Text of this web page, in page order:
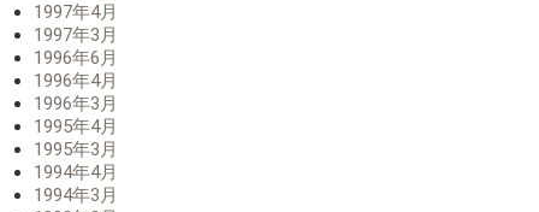
1997年4月
1997年3月
1996年6月
1996年4月
1996年3月
1995年4月
1995年3月
1994年4月
1994年3月